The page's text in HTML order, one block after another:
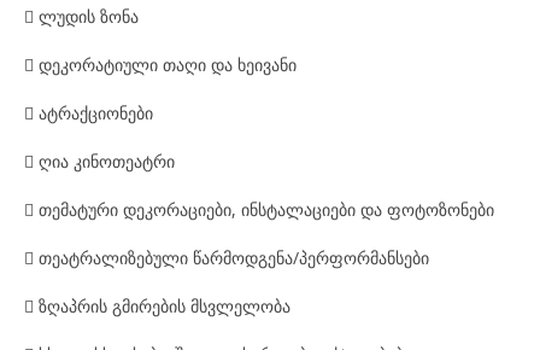
 ლუდის ზონა
 დეკორატიული თაღი და ხეივანი
 ატრაქციონები
 ღია კინოთეატრი
 თემატური დეკორაციები, ინსტალაციები და ფოტოზონები
 თეატრალიზებული წარმოდგენა/პერფორმანსები
 ზღაპრის გმირების მსვლელობა